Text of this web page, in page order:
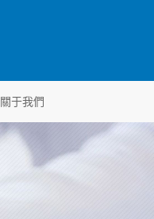
關于我們